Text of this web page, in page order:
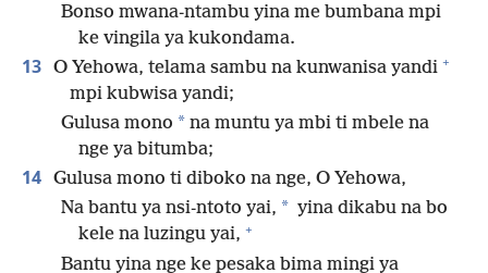
Bonso mwana-ntambu yina me bumbana mpi
ke vingila ya kukondama.
13 O Yehowa, telama sambu na kunwanisa yandi +
mpi kubwisa yandi;
Gulusa mono * na muntu ya mbi ti mbele na
nge ya bitumba;
14 Gulusa mono ti diboko na nge, O Yehowa,
Na bantu ya nsi-ntoto yai, * yina dikabu na bo
kele na luzingu yai, +
Bantu yina nge ke pesaka bima mingi ya